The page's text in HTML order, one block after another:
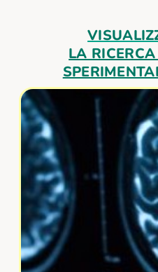
LA